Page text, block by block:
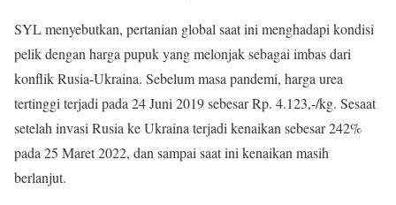
SYL menyebutkan, pertanian global saat ini menghadapi kondisi
pelik dengan harga pupuk yang melonjak sebagai imbas dari
konflik Rusia-Ukraina. Sebelum masa pandemi, harga urea
tertinggi terjadi pada 24 Juni 2019 sebesar Rp. 4.123,-/kg. Sesaat
setelah invasi Rusia ke Ukraina terjadi kenaikan sebesar 242%
pada 25 Maret 2022, dan sampai saat ini kenaikan masih
berlanjut.